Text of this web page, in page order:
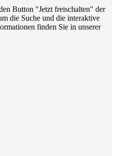
Button "Jetzt freischalten" der
die Suche und die interaktive
finden Sie in unserer